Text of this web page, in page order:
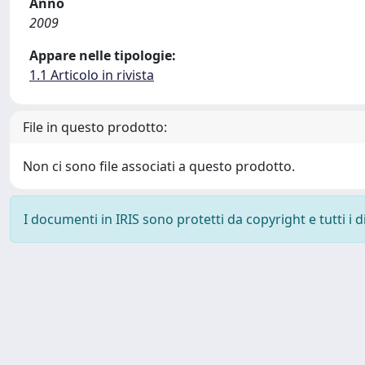
2009
Appare nelle tipologie:
1.1 Articolo in rivista
File in questo prodotto:
Non ci sono file associati a questo prodotto.
I documenti in IRIS sono protetti da copyright e tutti i